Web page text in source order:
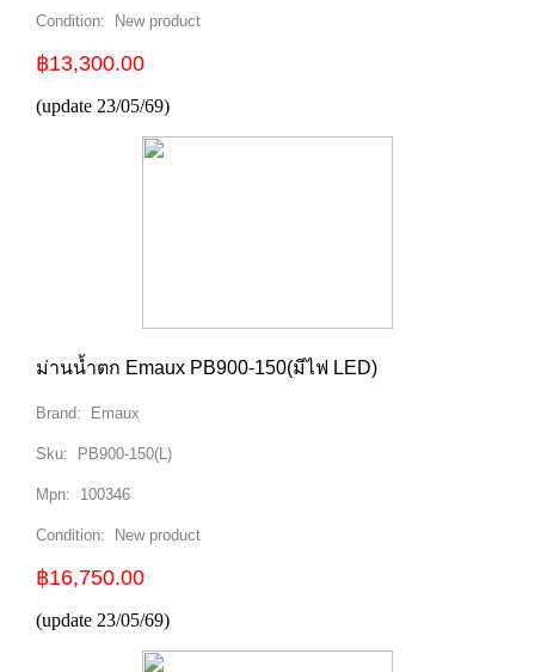
Condition: New product
฿13,300.00
(update 23/05/69)
ม่านน้ำตก Emaux PB900-150(มีไฟ LED)
Brand: Emaux
Sku: PB900-150(L)
Mpn: 100346
Condition: New product
฿16,750.00
(update 23/05/69)